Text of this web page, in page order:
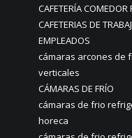
CAFETERÍA
CAFETERIAS DE
EMPLEADOS
cámaras arcones de
verticales
CÁMARAS DE FRÍO
cámaras de frio
horeca